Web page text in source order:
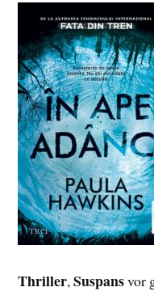
Thriller,Suspansvor